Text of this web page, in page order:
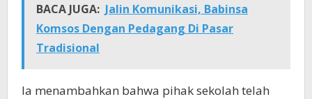
BACA JUGA: Jalin Komunikasi, Babinsa
Komsos Dengan Pedagang Di Pasar
Tradisional
Ia menambahkan bahwa pihak sekolah telah